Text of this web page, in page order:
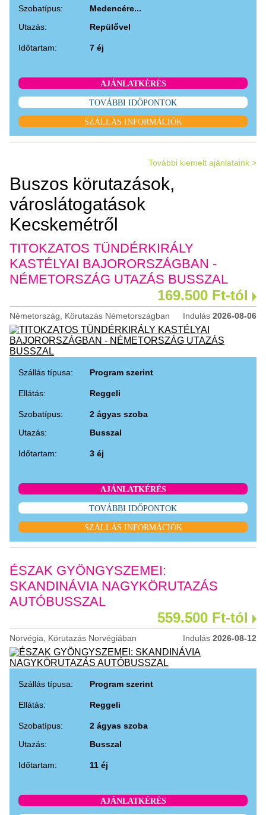
Szobatípus:
Medencére...
Utazás:
Repülővel
Időtartam: 7 éj
AJÁNLATKÉRÉS
TOVÁBBI IDŐPONTOK
SZÁLLÁS INFORMÁCIÓK
További kiemelt ajánlataink >
Buszos körutazások,
városlátogatások
Kecskemétről
TITOKZATOS TÜNDÉRKIRÁLY
KASTÉLYAI BAJORORSZÁGBAN -
NÉMETORSZÁG UTAZÁS BUSSZAL
169.500 Ft-tól
Németország, Körutazás Németországban Indulás 2026-08-06
Szállás típusa: Program szerint
Ellátás: Reggeli
Szobatípus:
2 ágyas szoba
Utazás:
Busszal
Időtartam: 3 éj
AJÁNLATKÉRÉS
TOVÁBBI IDŐPONTOK
SZÁLLÁS INFORMÁCIÓK
ÉSZAK GYÖNGYSZEMEI:
SKANDINÁVIA NAGYKÖRUTAZÁS
AUTÓBUSSZAL
559.500 Ft-tól
Norvégia, Körutazás Norvégiában Indulás 2026-08-12
Szállás típusa: Program szerint
Ellátás: Reggeli
Szobatípus:
2 ágyas szoba
Utazás:
Busszal
Időtartam: 11 éj
AJÁNLATKÉRÉS